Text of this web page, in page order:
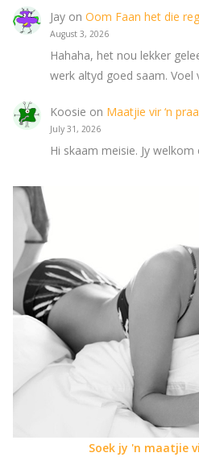
Jayon Oom Faan het die
August 3, 2026
Hahaha, het nou lekker
werk altyd goed saam.
Koosie on Maatjie vir ‘n
July 31, 2026
Hi skaam meisie. Jy
Soek jy 'n maatjie